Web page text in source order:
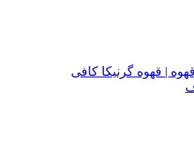
| قهوه گرنیکا کافی